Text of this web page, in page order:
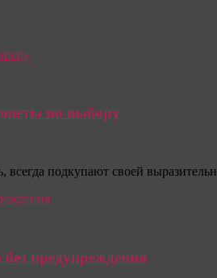
по выбору
подкупают своей
предупреждения